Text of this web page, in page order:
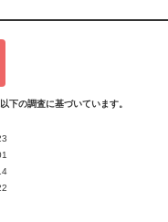
下の調査に基づいています。